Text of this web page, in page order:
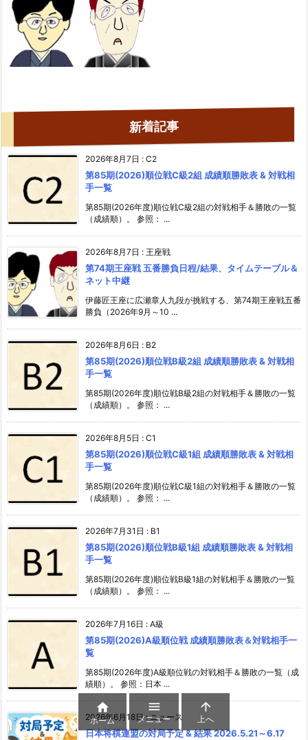
新着記事
2026年8月7日 : C2
第85期(2026)順位戦C級2組 成績順勝敗表 & 対戦相
手一覧
第85期(2026年度)順位戦C級2組の対戦相手＆勝敗の一覧
（成績順）。 参照： ...
2026年8月7日 : 王座戦
第74期王座戦 五番勝負日程/結果、タイムテーブル＆
ネット中継
伊藤匠王座に広瀬章人九段が挑戦する、第74期王座戦五番
勝負（2026年9月～10 ...
2026年8月6日 : B2
第85期(2026)順位戦B級2組 成績順勝敗表 & 対戦相
手一覧
第85期(2026年度)順位戦B級2組の対戦相手＆勝敗の一覧
（成績順）。 参照： ...
2026年8月5日 : C1
第85期(2026)順位戦C級1組 成績順勝敗表 & 対戦相
手一覧
第85期(2026年度)順位戦C級1組の対戦相手＆勝敗の一覧
（成績順）。 参照： ...
2026年7月31日 : B1
第85期(2026)順位戦B級1組 成績順勝敗表 & 対戦相
手一覧
第85期(2026年度)順位戦B級1組の対戦相手＆勝敗の一覧
（成績順）。 参照： ...
2026年7月16日 : A級
第85期(2026)A級順位戦 成績順勝敗表＆対戦相手一
覧
第85期(2026年度)A級順位戦の対戦相手＆勝敗の一覧（成
績順）。 参照：日本 ...
2026年6月18日:ニュース
日本将棋連盟の対局予定 & 結果 2026.5.21～6.17

ホーム

メニュー

上へ